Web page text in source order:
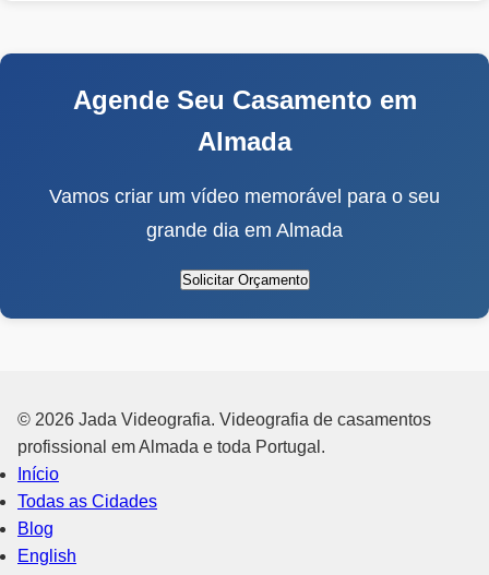
Agende Seu Casamento em
Almada
Vamos criar um vídeo memorável para o seu
grande dia em Almada
Solicitar Orçamento
© 2026 Jada Videografia. Videografia de casamentos
profissional em Almada e toda Portugal.
Início
Todas as Cidades
Blog
English